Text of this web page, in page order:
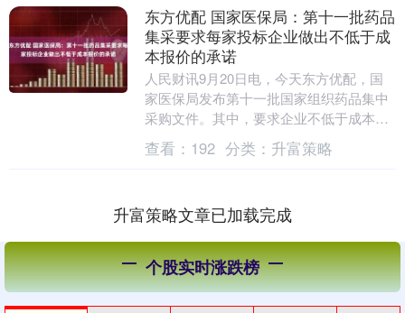
东方优配 国家医保局：第十一批药品
集采要求每家投标企业做出不低于成
本报价的承诺
人民财讯9月20日电，今天东方优配，国
家医保局发布第十一批国家组织药品集中
采购文件。其中，要求企业不低于成本报
价。要求每家投标企业做出不低于成本报
价的承诺，对于....
查看： 192 分类： 升富策略
升富策略文章已加载完成
个股实时涨跌榜